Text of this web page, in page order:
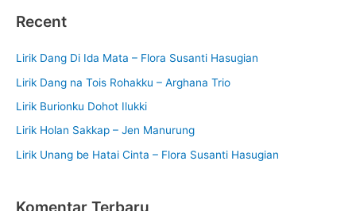
Recent
Lirik Dang Di Ida Mata – Flora Susanti Hasugian
Lirik Dang na Tois Rohakku – Arghana Trio
Lirik Burionku Dohot Ilukki
Lirik Holan Sakkap – Jen Manurung
Lirik Unang be Hatai Cinta – Flora Susanti Hasugian
Komentar Terbaru